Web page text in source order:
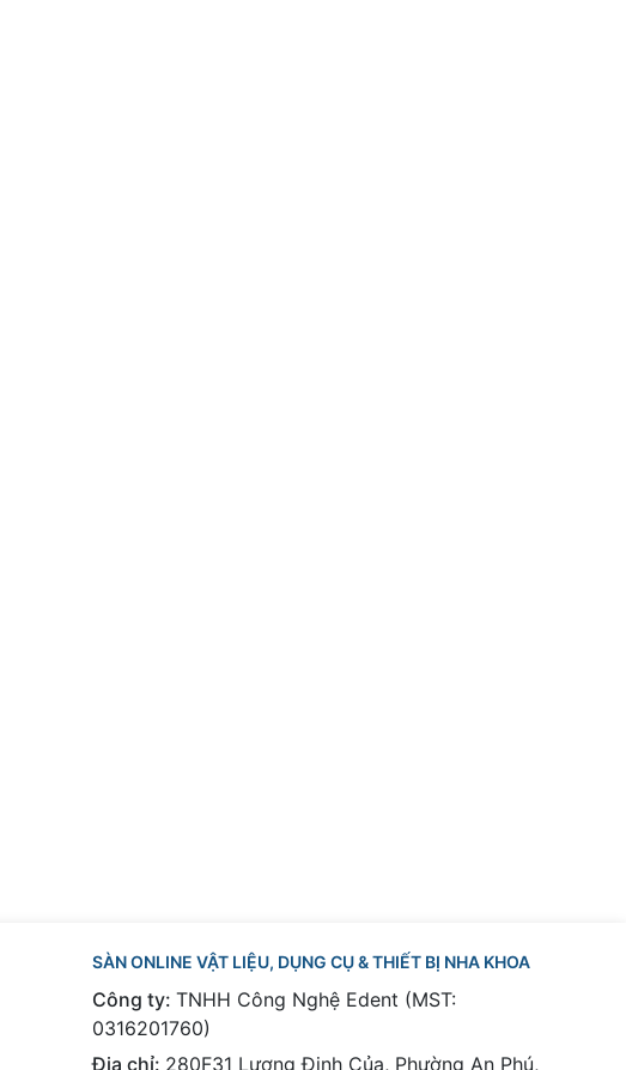
SÀN ONLINE VẬT LIỆU, DỤNG CỤ & THIẾT BỊ NHA KHOA
Công ty: TNHH Công Nghệ Edent (MST:
0316201760)
Địa chỉ: 280F31 Lương Định Của, Phường An Phú,